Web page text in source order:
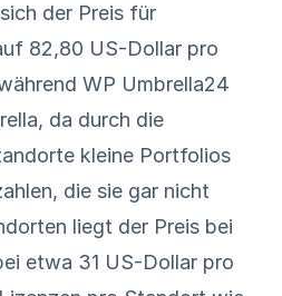
der Preis für
82,80 US-Dollar pro
WP Umbrella24
da durch die
kleine Portfolios
die sie gar nicht
liegt der Preis bei
etwa 31 US-Dollar pro